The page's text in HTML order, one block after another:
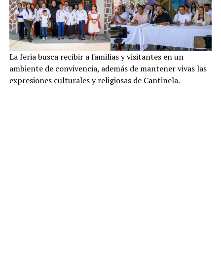
La feria busca recibir a familias y visitantes en un
ambiente de convivencia, además de mantener vivas las
expresiones culturales y religiosas de Cantinela.